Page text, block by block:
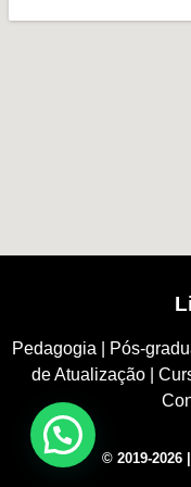
Pedagogia Pós-
de Atualização|
© 2019-2026